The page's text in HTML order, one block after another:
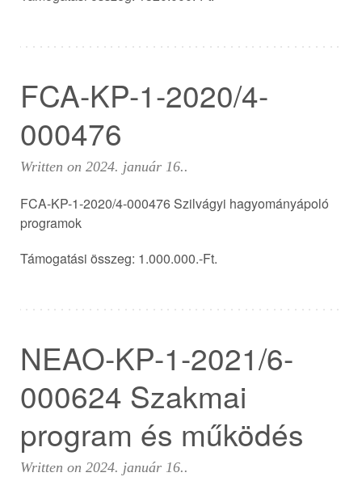
FCA-KP-1-2020/4-
000476
Written on 2024. január 16..
FCA-KP-1-2020/4-000476 Szilvágyi hagyományápoló
programok
Támogatási összeg: 1.000.000.-Ft.
NEAO-KP-1-2021/6-
000624 Szakmai
program és működés
Written on 2024. január 16..